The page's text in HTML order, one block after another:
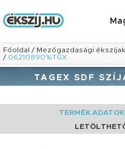
Főoldal / Mezőgazdasági ékszíjak
/ 06210890%TGX
TAGEX SDF
TERMÉK ADATOK